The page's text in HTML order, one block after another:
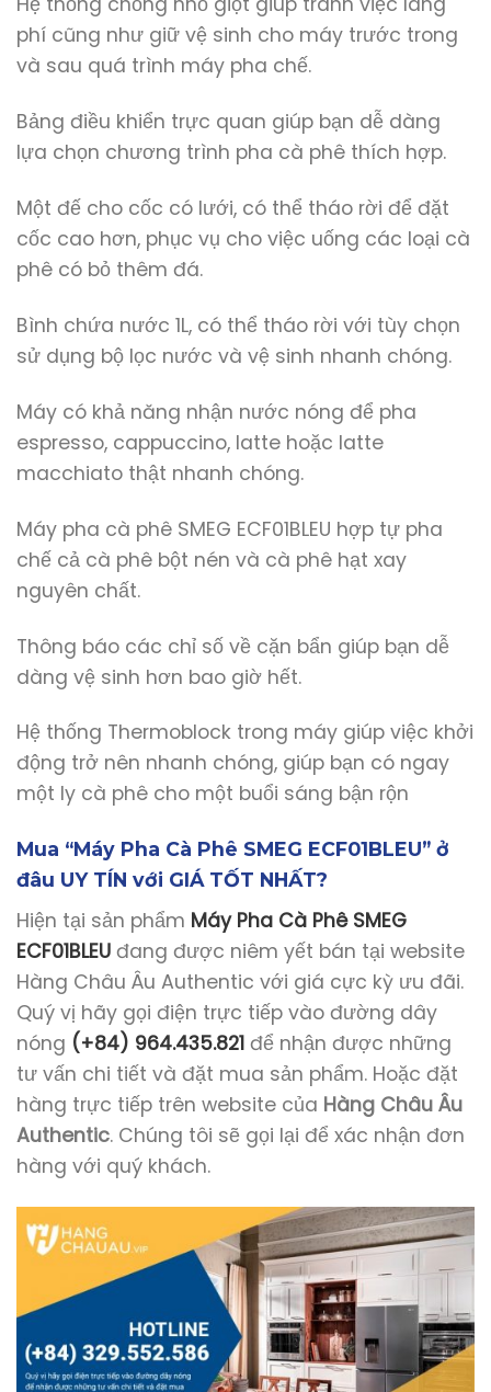
phí cũng như giữ vệ sinh cho máy trước trong
và sau quá trình máy pha chế.
Bảng điều khiển trực quan giúp bạn dễ dàng
lựa chọn chương trình pha cà phê thích hợp.
Một đế cho cốc có lưới, có thể tháo rời để đặt
cốc cao hơn, phục vụ cho việc uống các loại cà
phê có bỏ thêm đá.
Bình chứa nước 1L, có thể tháo rời với tùy chọn
sử dụng bộ lọc nước và vệ sinh nhanh chóng.
Máy có khả năng nhận nước nóng để pha
espresso, cappuccino, latte hoặc latte
macchiato thật nhanh chóng.
Máy pha cà phê SMEG ECF01BLEU hợp tự pha
chế cả cà phê bột nén và cà phê hạt xay
nguyên chất.
Thông báo các chỉ số về cặn bẩn giúp bạn dễ
dàng vệ sinh hơn bao giờ hết.
Hệ thống Thermoblock trong máy giúp việc khởi
động trở nên nhanh chóng, giúp bạn có ngay
một ly cà phê cho một buổi sáng bận rộn
Mua “Máy Pha Cà Phê SMEG ECF01BLEU” ở
đâu UY TÍN với GIÁ TỐT NHẤT?
Hiện tại sản phẩm Máy Pha Cà Phê SMEG
ECF01BLEU đang được niêm yết bán tại website
Hàng Châu Âu Authentic với giá cực kỳ ưu đãi.
Quý vị hãy gọi điện trực tiếp vào đường dây
nóng (+84) 964.435.821 để nhận được những
tư vấn chi tiết và đặt mua sản phẩm. Hoặc đặt
hàng trực tiếp trên website của Hàng Châu Âu
Authentic. Chúng tôi sẽ gọi lại để xác nhận đơn
hàng với quý khách.